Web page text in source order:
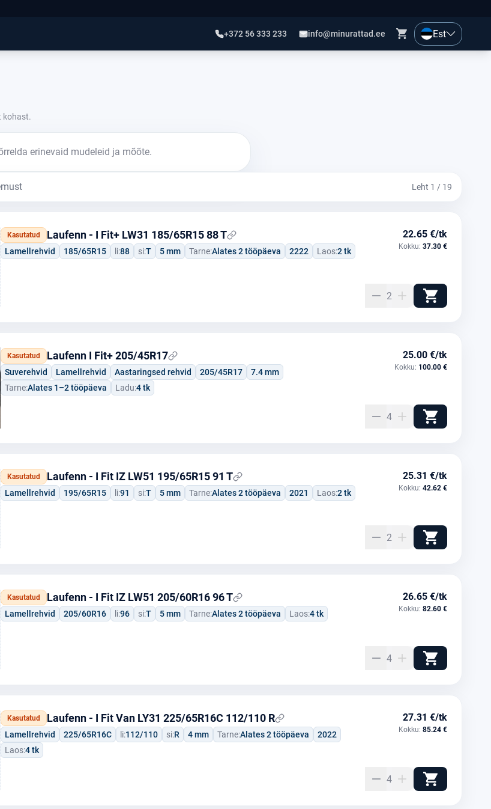
+372 56 333 233 info@minurattad.ee Est
kohast.
erinevaid mudeleid ja mõõte.
Leht 1 / 19
Kasutatud Laufenn - I Fit+ LW31 185/65R15 88 T
Lamellrehvid 185/65R15 li:88 si:T 5 mm Tarne:Alates 2 tööpäeva 2222 Laos:2 tk
22.65 €/tk
Kokku: 37.30 €
2
Kasutatud Laufenn I Fit+ 205/45R17
Suverehvid Lamellrehvid Aastaringsed rehvid 205/45R17
7.4 mm
Tarne:Alates 1–2 tööpäeva Ladu:4 tk
25.00 €/tk
Kokku: 100.00 €
4
Kasutatud Laufenn - I Fit IZ LW51 195/65R15 91 T
Lamellrehvid 195/65R15 li:91 si:T 5 mm Tarne:Alates 2 tööpäeva 2021 Laos:2 tk
25.31 €/tk
Kokku: 42.62 €
2
Kasutatud Laufenn - I Fit IZ LW51 205/60R16 96 T
Lamellrehvid 205/60R16 li:96 si:T 5 mm Tarne:Alates 2 tööpäeva Laos:4 tk
26.65 €/tk
Kokku: 82.60 €
4
Kasutatud Laufenn - I Fit Van LY31 225/65R16C 112/110 R
Lamellrehvid 225/65R16C li:112/110 si:R 4 mm Tarne:Alates 2 tööpäeva
2022
Laos:4 tk
27.31 €/tk
Kokku: 85.24 €
4